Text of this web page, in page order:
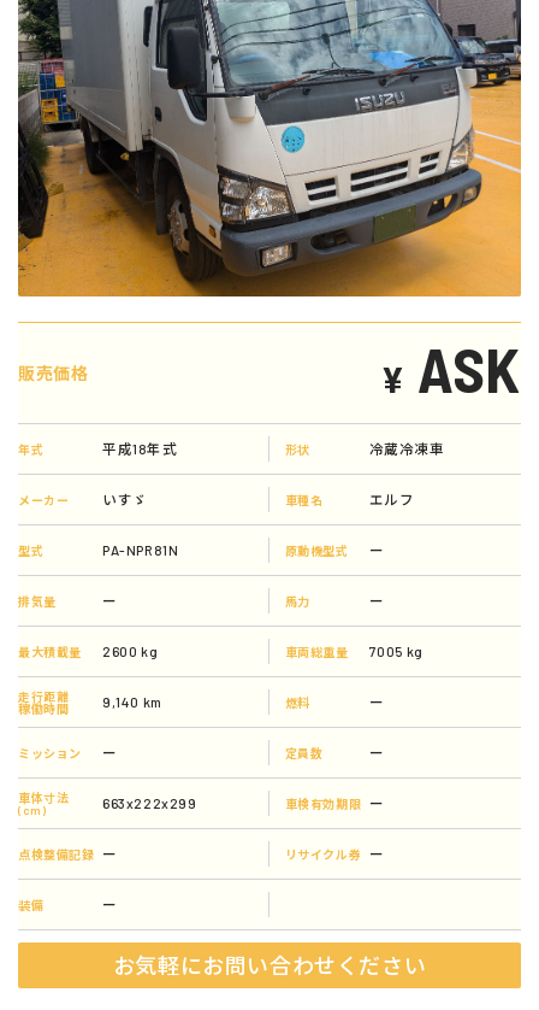
販売価格 ¥ ASK
年式 平成18年式 形状 冷蔵冷凍車
メーカー いすゞ 車種名 エルフ
型式 PA-NPR81N 原動機型式 ー
排気量 ー 馬力 ー
最大積載量 2600 kg 車両総重量 7005 kg
走行距離
稼働時間
9,140 km 燃料 ー
ミッション ー 定員数 ー
車体寸法
(cm)
663x222x299 車検有効期限 ー
点検整備記録 ー リサイクル券 ー
装備 ー
お気軽にお問い合わせください